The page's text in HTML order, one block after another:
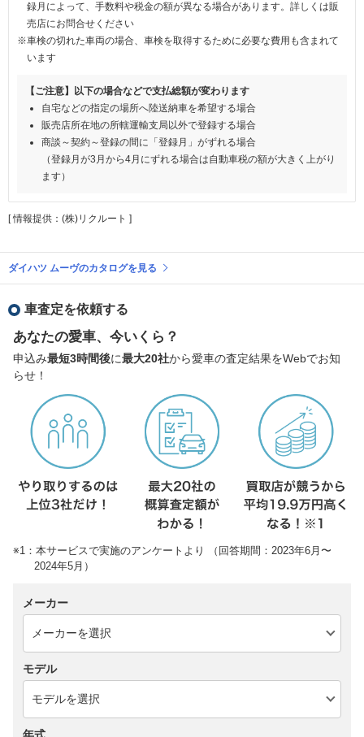
録月によって、手数料や税金の額が異なる場合があります。詳しくは販
売店にお問合せください
※車検の切れた車両の場合、車検を取得するために必要な費用も含まれて
います
【ご注意】以下の場合などで支払総額が変わります
自宅などの指定の場所へ陸送納車を希望する場合
販売店所在地の所轄運輸支局以外で登録する場合
商談～契約～登録の間に「登録月」がずれる場合
（登録月が3月から4月にずれる場合は自動車税の額が大きく上がり
ます）
[ 情報提供：(株)リクルート ]
ダイハツ ムーヴのカタログを見る
車査定を依頼する
あなたの愛車、今いくら？
申込み最短3時間後に最大20社から愛車の査定結果をWebでお知
らせ！
※1：本サービスで実施のアンケートより （回答期間：2023年6月〜
2024年5月）
メーカー
モデル